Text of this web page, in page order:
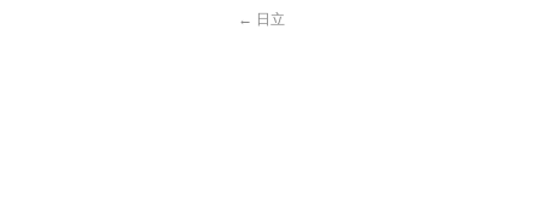
← 日立